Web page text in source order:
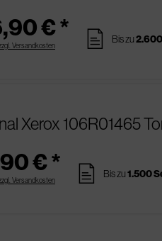
€ *
Versandkosten pages Bis zu
Xerox 106R01465
€ *
Versandkosten pages Bis zu1.500